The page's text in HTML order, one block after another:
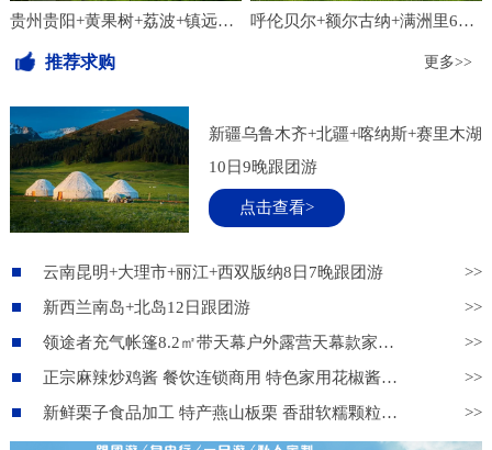
贵州贵阳+黄果树+荔波+镇远+西江千户苗寨+梵净山7日6晚跟团游 呼伦贝尔+额尔古纳+满洲里6日5晚跟团游
推荐求购 更多>>
新疆乌鲁木齐+北疆+喀纳斯+赛里木湖
10日9晚跟团游
点击查看>
云南昆明+大理市+丽江+西双版纳8日7晚跟团游
>>
新西兰南岛+北岛12日跟团游
>>
领途者充气帐篷8.2㎡带天幕户外露营天幕款家庭旅游旅行野营装备
>>
正宗麻辣炒鸡酱 餐饮连锁商用 特色家用花椒酱复合酱料
>>
新鲜栗子食品加工 特产燕山板栗 香甜软糯颗粒饱满 物美价廉货源充足
>>